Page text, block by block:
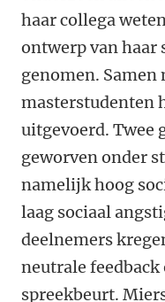
haar collega
ontwerp van haar
genomen. Samen
masterstudenten
uitgevoerd. Twee
geworven onder
namelijk hoog
laag sociaal
deelnemers
neutrale feedback
spreekbeurt.